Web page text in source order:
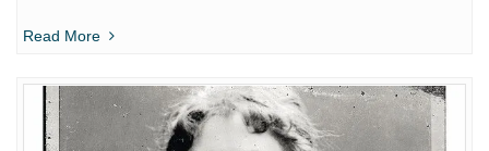
Read More